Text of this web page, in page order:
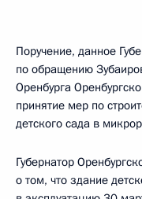
Поручение, данное
по обращению
Оренбурга
принятие мер по
детского сада в
Губернатор
о том, что здание